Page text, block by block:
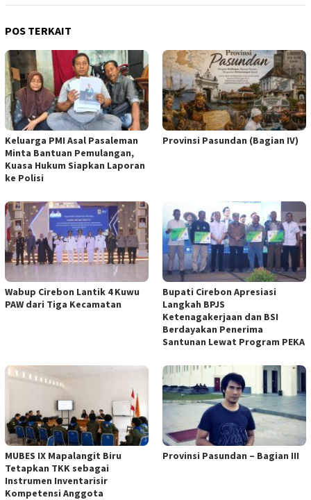
POS TERKAIT
Keluarga PMI Asal Pasaleman
Minta Bantuan Pemulangan,
Kuasa Hukum Siapkan Laporan
ke Polisi
Provinsi Pasundan (Bagian IV)
Wabup Cirebon Lantik 4 Kuwu
PAW dari Tiga Kecamatan
Bupati Cirebon Apresiasi
Langkah BPJS
Ketenagakerjaan dan BSI
Berdayakan Penerima
Santunan Lewat Program PEKA
MUBES IX Mapalangit Biru
Tetapkan TKK sebagai
Instrumen Inventarisir
Kompetensi Anggota
Provinsi Pasundan – Bagian III